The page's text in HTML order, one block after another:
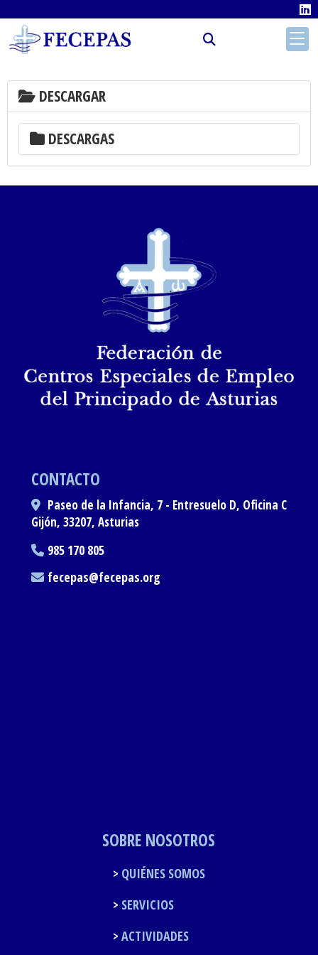
DESCARGAR
DESCARGAR
DESCARGAS
CONTACTO
Paseo de la Infancia, 7 - Entresuelo D, Oficina C
Gijón, 33207, Asturias
985 170 805
fecepas
fecepas.org
SOBRE NOSOTROS
QUIÉNES SOMOS
SERVICIOS
ACTIVIDADES